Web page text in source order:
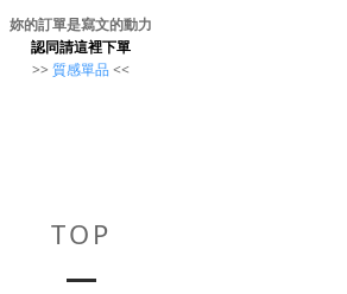
妳的訂單是寫文的動力
認同請這裡下單
>> 質感單品 <<
TOP